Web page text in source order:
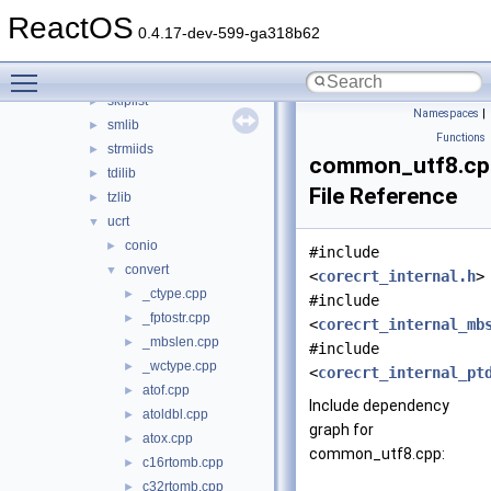
ReactOS 0.4.17-dev-599-ga318b62
► rtl
► skiplist
► smlib
► strmiids
► tdilib
► tzlib
▼ ucrt
► conio
▼ convert
► _ctype.cpp
► _fptostr.cpp
► _mbslen.cpp
► _wctype.cpp
► atof.cpp
► atoldbl.cpp
► atox.cpp
► c16rtomb.cpp
► c32rtomb.cpp
Namespaces |
Functions
File Reference
#include
<corecrt_internal.h>
#include
<
#include
<
Include dependency
graph for
common_utf8.cpp: